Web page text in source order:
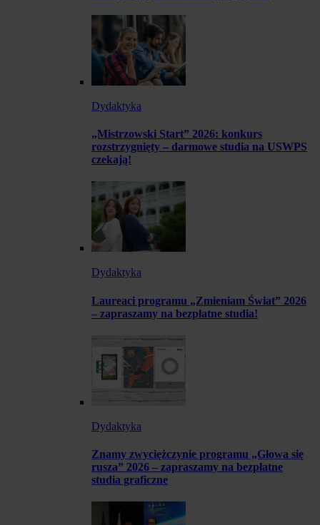
Dydaktyka
„Mistrzowski Start” 2026: konkurs
rozstrzygnięty – darmowe studia na USWPS
czekają!
Dydaktyka
Laureaci programu „Zmieniam Świat” 2026
– zapraszamy na bezpłatne studia!
Dydaktyka
Znamy zwyciężczynie programu „Głowa się
rusza” 2026 – zapraszamy na bezpłatne
studia graficzne